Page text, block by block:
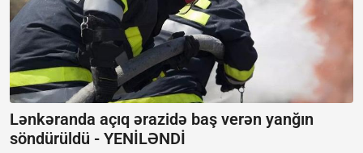
Lənkəranda açıq ərazidə baş verən yanğın
söndürüldü - YENİLƏNDİ